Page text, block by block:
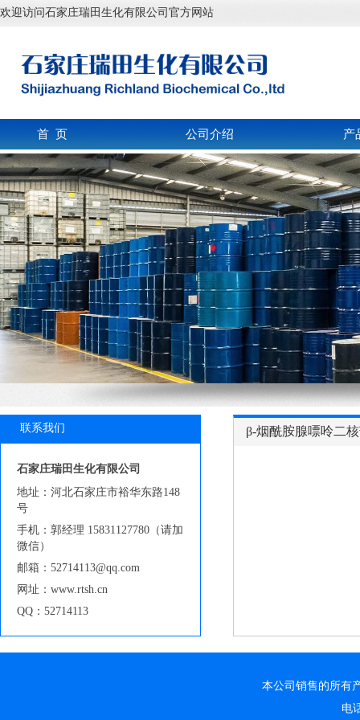
欢迎访问石家庄瑞田生化有限公司官方网站
首 页 公司介绍 产
联系我们
石家庄瑞田生化有限公司
地址：河北石家庄市裕华东路148
号
手机：郭经理 15831127780（请加
微信）
邮箱：52714113@qq.com
网址：www.rtsh.cn
QQ：52714113
β-烟酰胺腺嘌呤二
本公司销售的所有
电